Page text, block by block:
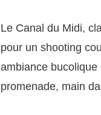
Le Canal du Midi,
pour un shooting
ambiance bucolique
promenade, main